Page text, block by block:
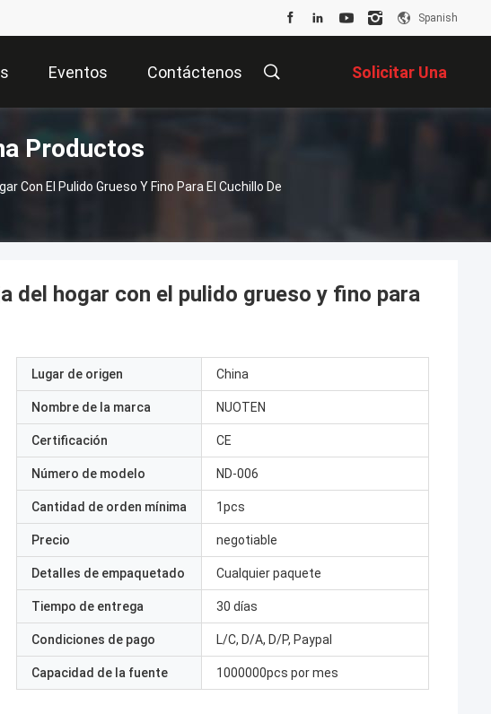
Spanish
Eventos Contáctenos Solicitar Una
Cotización
Productos
Con El Pulido Grueso Y Fino Para El Cuchillo De
del hogar con el pulido grueso y fino para
Lugar de origen China
Nombre de la marca NUOTEN
Certificación CE
Número de modelo ND-006
Cantidad de orden mínima 1pcs
Precio negotiable
Detalles de empaquetado Cualquier paquete
Tiempo de entrega 30 días
Condiciones de pago L/C, D/A, D/P, Paypal
Capacidad de la fuente 1000000pcs por mes